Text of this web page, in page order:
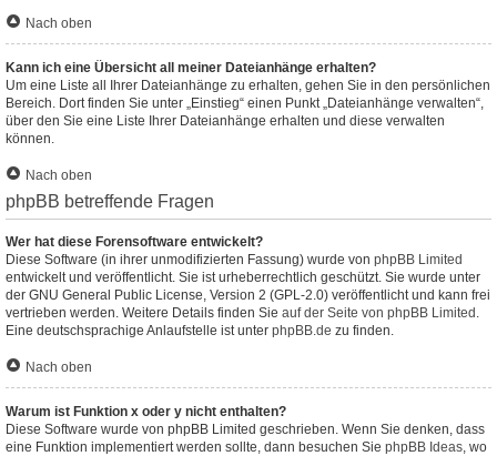
Nach oben
Kann ich eine Übersicht all meiner Dateianhänge erhalten?
Um eine Liste all Ihrer Dateianhänge zu erhalten, gehen Sie in den persönlichen
Bereich. Dort finden Sie unter „Einstieg“ einen Punkt „Dateianhänge verwalten“,
über den Sie eine Liste Ihrer Dateianhänge erhalten und diese verwalten
können.
Nach oben
phpBB betreffende Fragen
Wer hat diese Forensoftware entwickelt?
Diese Software (in ihrer unmodifizierten Fassung) wurde von phpBB Limited
entwickelt und veröffentlicht. Sie ist urheberrechtlich geschützt. Sie wurde unter
der GNU General Public License, Version 2 (GPL-2.0) veröffentlicht und kann frei
vertrieben werden. Weitere Details finden Sie auf der Seite von phpBB Limited .
Eine deutschsprachige Anlaufstelle ist unter phpBB.de zu finden.
Nach oben
Warum ist Funktion x oder y nicht enthalten?
Diese Software wurde von phpBB Limited geschrieben. Wenn Sie denken, dass
eine Funktion implementiert werden sollte, dann besuchen Sie phpBB Ideas, wo